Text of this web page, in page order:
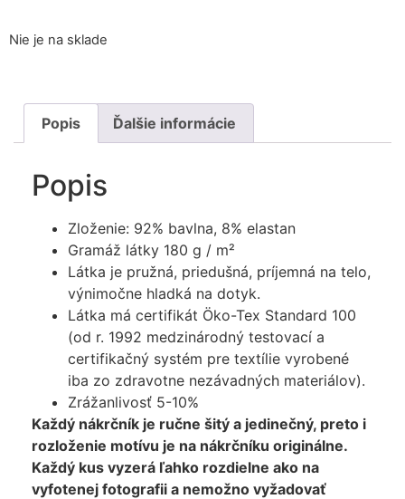
Nie je na sklade
Popis Ďalšie informácie
Popis
Zloženie: 92% bavlna, 8% elastan
Gramáž látky 180 g / m²
Látka je pružná, priedušná, príjemná na telo,
výnimočne hladká na dotyk.
Látka má certifikát Öko-Tex Standard 100
(od r. 1992 medzinárodný testovací a
certifikačný systém pre textílie vyrobené
iba zo zdravotne nezávadných materiálov).
Zrážanlivosť 5-10%
Každý nákrčník je ručne šitý a jedinečný, preto i
rozloženie motívu je na nákrčníku originálne.
Každý kus vyzerá ľahko rozdielne ako na
vyfotenej fotografii a nemožno vyžadovať